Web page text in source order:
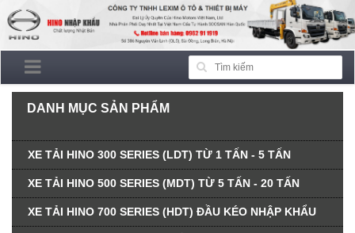
DANH MỤC SẢN PHẨM
XE TẢI HINO 300 SERIES (LDT) TỪ 1 TẤN - 5 TẤN
XE TẢI HINO 500 SERIES (MDT) TỪ 5 TẤN - 20 TẤN
XE TẢI HINO 700 SERIES (HDT) ĐẦU KÉO NHẬP KHẨU